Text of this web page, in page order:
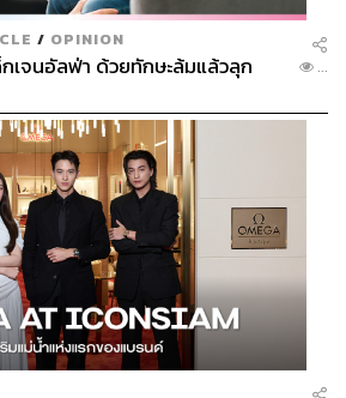
/ OPINION
เจนอัลฟ่า ด้วยทักษะล้มแล้วลุก ...